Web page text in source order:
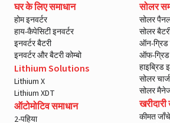
घर के लिए समाधान
होम इनवर्टर
हाय-कैपेसिटी इनवर्टर
इनवर्टर बैटरी
इनवर्टर और बैटरी कोम्बो
Lithium Solutions
Lithium X
Lithium XDT
ऑटोमोटिव समाधान
2-पहिया
सोलर
सोलर
सोलर
ऑन-ग्रिड
ऑफ-ग्रिड
हाइब्रिड
सोलर
सोलर
कीमत जाँचे